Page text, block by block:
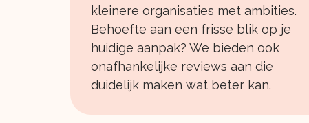
kleinere organisaties met ambities.
Behoefte aan een frisse blik op je
huidige aanpak? We bieden ook
onafhankelijke reviews aan die
duidelijk maken wat beter kan.